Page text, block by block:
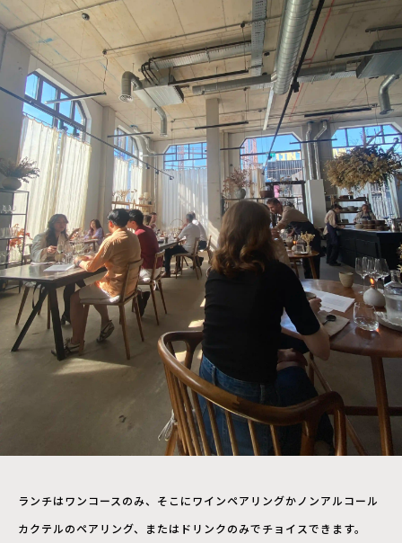
ランチはワンコースのみ、そこにワインペアリングかノンアルコール
カクテルのペアリング、またはドリンクのみでチョイスできます。